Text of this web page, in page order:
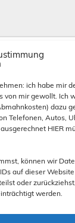
ich habe mir
von mir gewollt. Ich
dazu
Telefonen, Autos,
HIER
können wir
auf dieser
oder
werden.
Treffen
Treffen
Treffen